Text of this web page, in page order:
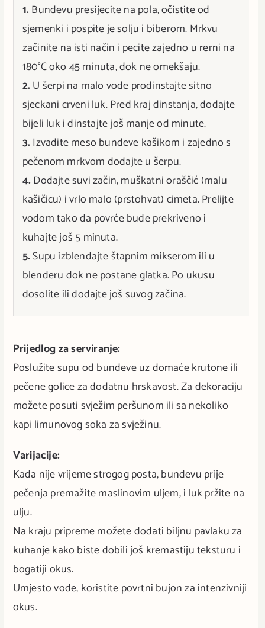
1.Bundevu presijecite na pola, očistite od
sjemenki i pospite je solju i biberom. Mrkvu
začinite na isti način i pecite zajedno u rerni na
180°C oko 45 minuta, dok ne omekšaju.
2.U šerpi na malo vode prodinstajte sitno
sjeckani crveni luk. Pred kraj dinstanja, dodajte
bijeli luk i dinstajte još manje od minute.
3.Izvadite meso bundeve kašikom i zajedno s
pečenom mrkvom dodajte u šerpu.
4.Dodajte suvi začin, muškatni oraščić (malu
kašičicu) i vrlo malo (prstohvat) cimeta. Prelijte
vodom tako da povrće bude prekriveno i
kuhajte još 5 minuta.
5.Supu izblendajte štapnim mikserom ili u
blenderu dok ne postane glatka. Po ukusu
dosolite ili dodajte još suvog začina.
Prijedlog za serviranje:
Poslužite supu od bundeve uz domaće krutone ili
pečene golice za dodatnu hrskavost. Za dekoraciju
možete posuti svježim peršunom ili sa nekoliko
kapi limunovog soka za svježinu.
Varijacije:
Kada nije vrijeme strogog posta, bundevu prije
pečenja premažite maslinovim uljem, i luk pržite na
ulju.
Na kraju pripreme možete dodati biljnu pavlaku za
kuhanje kako biste dobili još kremastiju teksturu i
bogatiji okus.
Umjesto vode, koristite povrtni bujon za intenzivniji
okus.